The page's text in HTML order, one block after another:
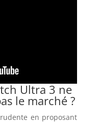
Ultra 3 ne
le marché ?
en proposant